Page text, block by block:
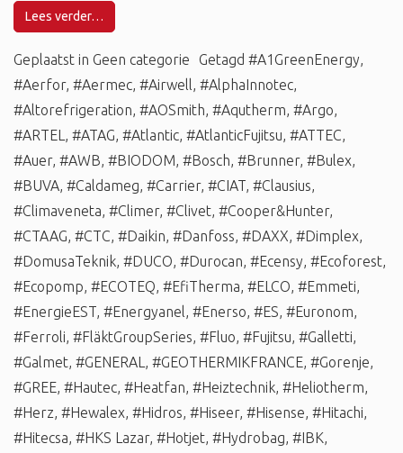
Lees verder…
Geplaatst in Geen categorie Getagd #A1GreenEnergy,
#Aerfor, #Aermec, #Airwell, #AlphaInnotec,
#Altorefrigeration, #AOSmith, #Aqutherm, #Argo,
#ARTEL , #ATAG, #Atlantic, #AtlanticFujitsu, #ATTEC,
#Auer, #AWB, #BIODOM, #Bosch, #Brunner, #Bulex,
#BUVA, #Caldameg, #Carrier, #CIAT, #Clausius,
#Climaveneta, #Climer, #Clivet, #Cooper&Hunter,
#CTAAG, #CTC, #Daikin, #Danfoss, #DAXX, #Dimplex,
#DomusaTeknik, #DUCO, #Durocan, #Ecensy, #Ecoforest,
#Ecopomp, #ECOTEQ, #EfiTherma, #ELCO, #Emmeti,
#EnergieEST, #Energyanel, #Enerso, #ES, #Euronom,
#Ferroli, #FläktGroupSeries, #Fluo, #Fujitsu, #Galletti,
#Galmet, #GENERAL , #GEOTHERMIKFRANCE, #Gorenje,
#GREE, #Hautec, #Heatfan, #Heiztechnik, #Heliotherm,
#Herz, #Hewalex, #Hidros, #Hiseer, #Hisense, #Hitachi,
#Hitecsa, #HKS Lazar, #Hotjet, #Hydrobag, #IBK,